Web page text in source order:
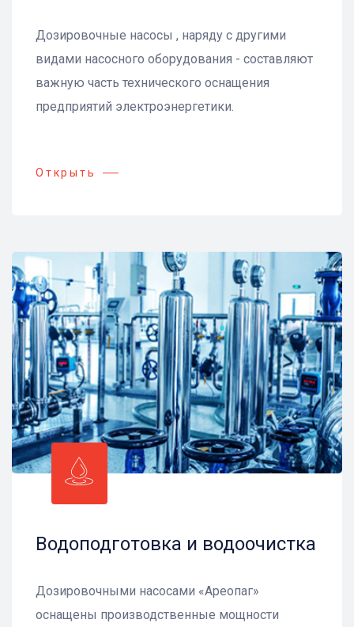
Дозировочные насосы , наряду с другими
видами насосного оборудования - составляют
важную часть технического оснащения
предприятий электроэнергетики.
Открыть
Водоподготовка и водоочистка
Дозировочными насосами «Ареопаг»
оснащены производственные мощности